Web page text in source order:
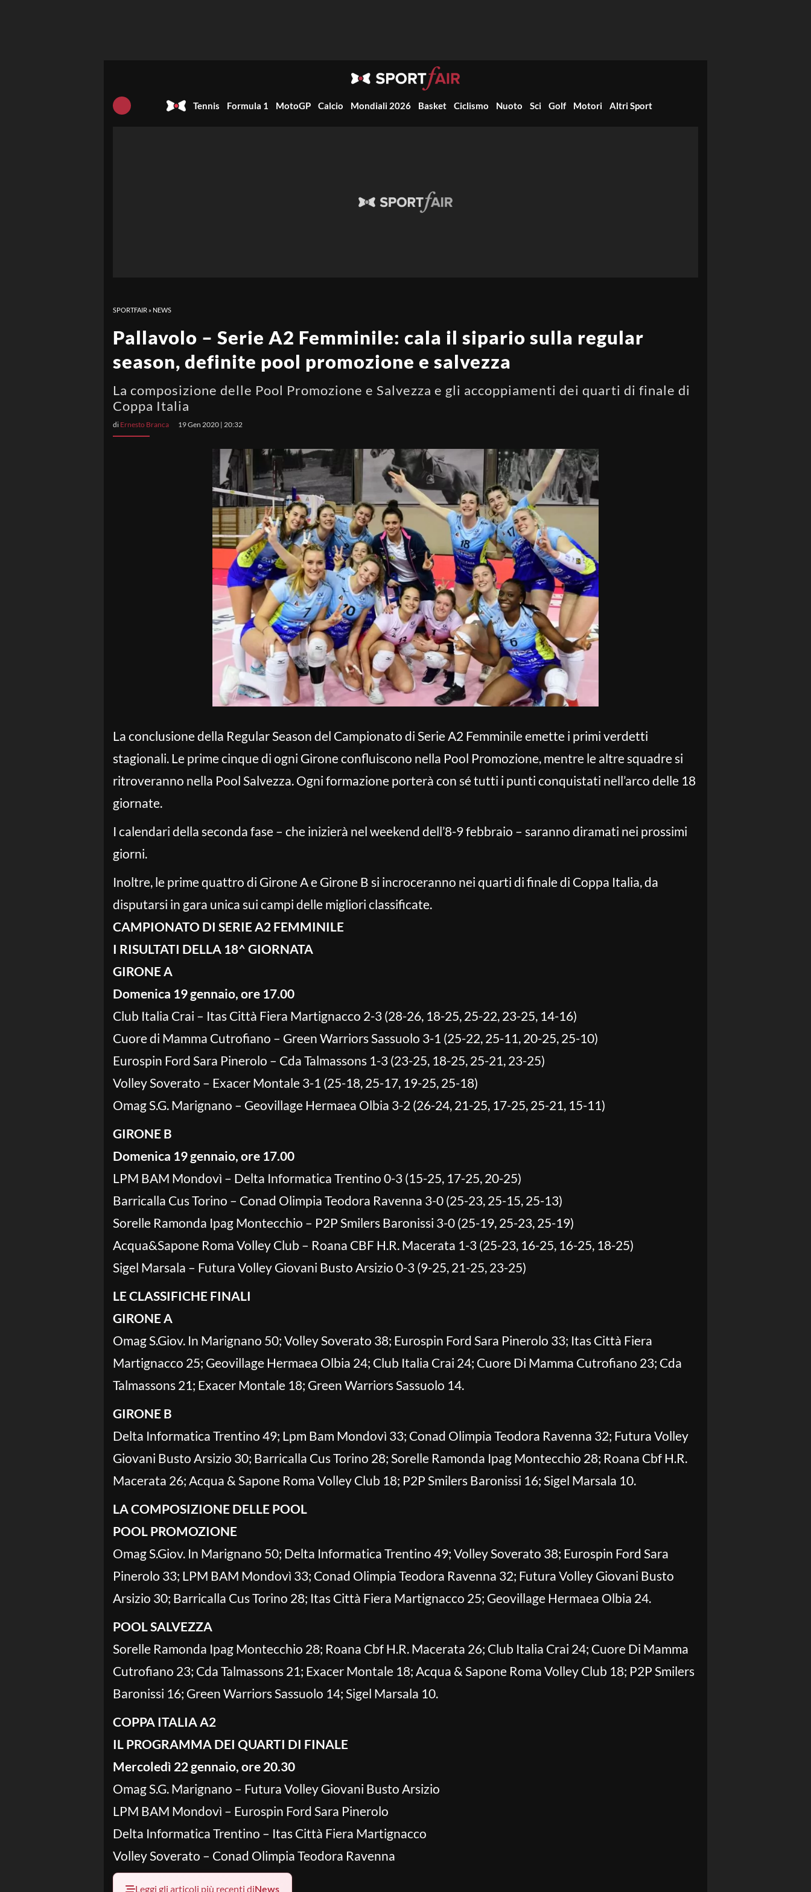
Tennis Formula 1 MotoGP Calcio Mondiali 2026 Basket Ciclismo Nuoto Sci Golf Motori Altri Sport
SPORTFAIR » NEWS
Pallavolo – Serie A2 Femminile: cala il sipario sulla regular
season, definite pool promozione e salvezza
La composizione delle Pool Promozione e Salvezza e gli accoppiamenti dei quarti di finale di
Coppa Italia
di Ernesto Branca 19 Gen 2020 | 20:32
La conclusione della Regular Season del Campionato di Serie A2 Femminile emette i primi verdetti
stagionali. Le prime cinque di ogni Girone confluiscono nella Pool Promozione, mentre le altre squadre si
ritroveranno nella Pool Salvezza. Ogni formazione porterà con sé tutti i punti conquistati nell’arco delle 18
giornate.
I calendari della seconda fase – che inizierà nel weekend dell’8-9 febbraio – saranno diramati nei prossimi
giorni.
Inoltre, le prime quattro di Girone A e Girone B si incroceranno nei quarti di finale di Coppa Italia, da
disputarsi in gara unica sui campi delle migliori classificate.
CAMPIONATO DI SERIE A2 FEMMINILE
I RISULTATI DELLA 18^ GIORNATA
GIRONE A
Domenica 19 gennaio, ore 17.00
Club Italia Crai – Itas Città Fiera Martignacco 2-3 (28-26, 18-25, 25-22, 23-25, 14-16)
Cuore di Mamma Cutrofiano – Green Warriors Sassuolo 3-1 (25-22, 25-11, 20-25, 25-10)
Eurospin Ford Sara Pinerolo – Cda Talmassons 1-3 (23-25, 18-25, 25-21, 23-25)
Volley Soverato – Exacer Montale 3-1 (25-18, 25-17, 19-25, 25-18)
Omag S.G. Marignano – Geovillage Hermaea Olbia 3-2 (26-24, 21-25, 17-25, 25-21, 15-11)
GIRONE B
Domenica 19 gennaio, ore 17.00
LPM BAM Mondovì – Delta Informatica Trentino 0-3 (15-25, 17-25, 20-25)
Barricalla Cus Torino – Conad Olimpia Teodora Ravenna 3-0 (25-23, 25-15, 25-13)
Sorelle Ramonda Ipag Montecchio – P2P Smilers Baronissi 3-0 (25-19, 25-23, 25-19)
Acqua&Sapone Roma Volley Club – Roana CBF H.R. Macerata 1-3 (25-23, 16-25, 16-25, 18-25)
Sigel Marsala – Futura Volley Giovani Busto Arsizio 0-3 (9-25, 21-25, 23-25)
LE CLASSIFICHE FINALI
GIRONE A
Omag S.Giov. In Marignano 50; Volley Soverato 38; Eurospin Ford Sara Pinerolo 33; Itas Città Fiera
Martignacco 25; Geovillage Hermaea Olbia 24; Club Italia Crai 24; Cuore Di Mamma Cutrofiano 23; Cda
Talmassons 21; Exacer Montale 18; Green Warriors Sassuolo 14.
GIRONE B
Delta Informatica Trentino 49; Lpm Bam Mondovì 33; Conad Olimpia Teodora Ravenna 32; Futura Volley
Giovani Busto Arsizio 30; Barricalla Cus Torino 28; Sorelle Ramonda Ipag Montecchio 28; Roana Cbf H.R.
Macerata 26; Acqua & Sapone Roma Volley Club 18; P2P Smilers Baronissi 16; Sigel Marsala 10.
LA COMPOSIZIONE DELLE POOL
POOL PROMOZIONE
Omag S.Giov. In Marignano 50; Delta Informatica Trentino 49; Volley Soverato 38; Eurospin Ford Sara
Pinerolo 33; LPM BAM Mondovì 33; Conad Olimpia Teodora Ravenna 32; Futura Volley Giovani Busto
Arsizio 30; Barricalla Cus Torino 28; Itas Città Fiera Martignacco 25; Geovillage Hermaea Olbia 24.
POOL SALVEZZA
Sorelle Ramonda Ipag Montecchio 28; Roana Cbf H.R. Macerata 26; Club Italia Crai 24; Cuore Di Mamma
Cutrofiano 23; Cda Talmassons 21; Exacer Montale 18; Acqua & Sapone Roma Volley Club 18; P2P Smilers
Baronissi 16; Green Warriors Sassuolo 14; Sigel Marsala 10.
COPPA ITALIA A2
IL PROGRAMMA DEI QUARTI DI FINALE
Mercoledì 22 gennaio, ore 20.30
Omag S.G. Marignano – Futura Volley Giovani Busto Arsizio
LPM BAM Mondovì – Eurospin Ford Sara Pinerolo
Delta Informatica Trentino – Itas Città Fiera Martignacco
Volley Soverato – Conad Olimpia Teodora Ravenna
Leggi gli articoli più recenti diNews